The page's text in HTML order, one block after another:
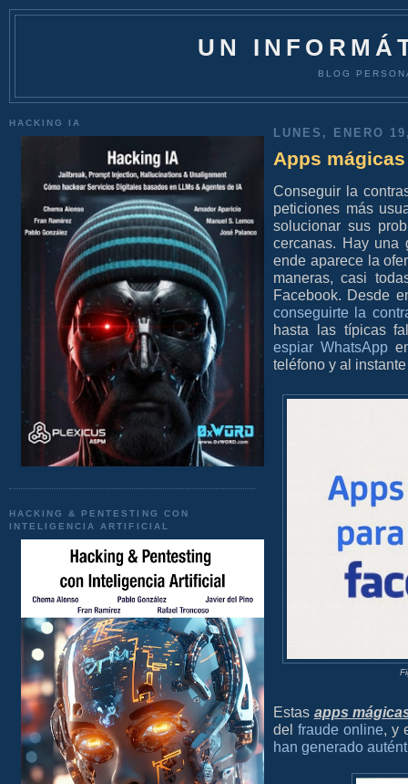
UN
BLOG
HACKING IA
HACKING & PENTESTING CON
INTELIGENCIA ARTIFICIAL
LUNES, ENERO
Apps
Conseguir la
peticiones más
solucionar sus
cercanas. Hay una
ende aparece la
maneras, casi
Facebook. Desde
conseguirte la
hasta las típicas
espiar WhatsApp
teléfono y al
Estas apps
delfraude online, y
han generado